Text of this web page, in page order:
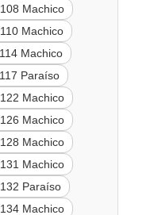
Machico
Machico
Machico
Paraíso
Machico
Machico
Machico
Machico
Paraíso
Machico